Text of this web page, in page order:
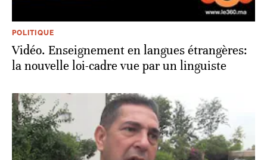
POLITIQUE
Vidéo. Enseignement en langues étrangères:
la nouvelle loi-cadre vue par un linguiste